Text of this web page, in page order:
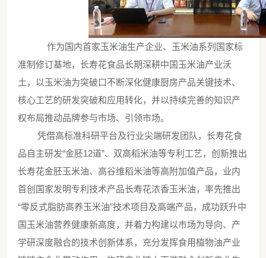
作为国内首家玉米油生产企业、玉米油系列国家标
准制修订基地，长寿花食品长期深耕中国玉米油产业沃
土，以玉米油为突破口不断深化健康厨房产品关键技术、
核心工艺的研发突破和应用转化，并以持续完善的知识产
权布局推动品牌参与市场、引领市场。
凭借高标准科研平台及行业尖端研发团队，长寿花食
品自主研发“金胚12道”、双高稻米油等专利工艺，创新推出
长寿花金胚玉米油、高谷维稻米油等高附加值产品，业内
首创国家发明专利技术产品长寿花浓香玉米油，率先推出
“零反式脂肪高养玉米油”技术项目及高端产品，成功跃升中
国玉米油营养健康新高度，并着力构建以市场为导向、产
学研深度融合的技术创新体系，充分发挥食用植物油产业